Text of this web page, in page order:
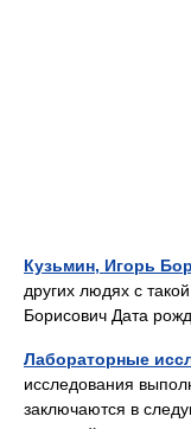
Кузьмин, Игорь
других людях с
Борисович Дата
Лабораторные
исследования
заключаются в